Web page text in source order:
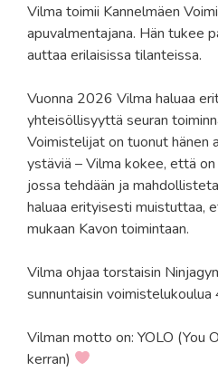
Vilma toimii Kannelmäen
apuvalmentajana. Hän tukee
auttaa erilaisissa tilanteissa.
Vuonna 2026 Vilma haluaa
yhteisöllisyyttä seuran
Voimistelijat on tuonut hänen
ystäviä – Vilma kokee, että
jossa tehdään ja
haluaa erityisesti muistuttaa,
mukaan Kavon toimintaan.
Vilma ohjaa torstaisin
sunnuntaisin
Vilman motto on: YOLO (You
kerran)